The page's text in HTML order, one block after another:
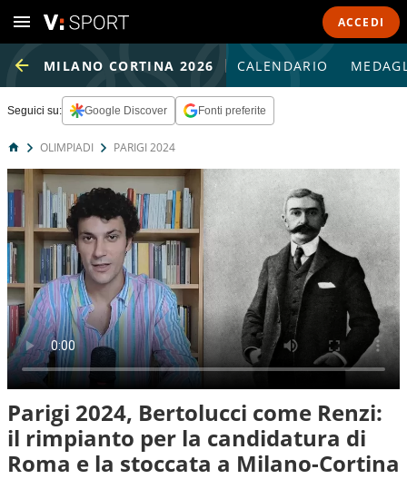
ACCEDI
MILANO CORTINA 2026 CALENDARIO
Seguici su: Google Discover Fonti preferite
OLIMPIADI PARIGI 2024
Parigi 2024, Bertolucci come Renzi:
il rimpianto per la candidatura di
Roma e la stoccata a Milano-Cortina